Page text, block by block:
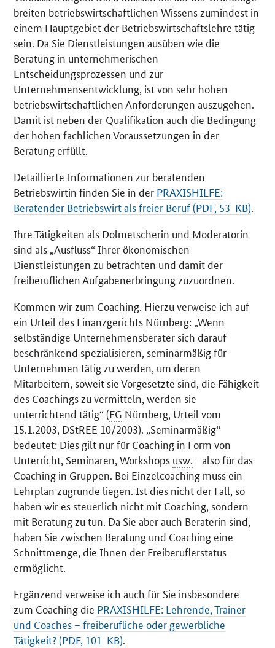
breiten betriebswirtschaftlichen Wissens zumindest in
einem Hauptgebiet der Betriebswirtschaftslehre tätig
sein. Da Sie Dienstleistungen ausüben wie die
Beratung in unternehmerischen
Entscheidungsprozessen und zur
Unternehmensentwicklung, ist von sehr hohen
betriebswirtschaftlichen Anforderungen auszugehen.
Damit ist neben der Qualifikation auch die Bedingung
der hohen fachlichen Voraussetzungen in der
Beratung erfüllt.
Detaillierte Informationen zur beratenden
Betriebswirtin finden Sie in der PRAXISHILFE:
Beratender Betriebswirt als freier Beruf (PDF, 53 KB).
Ihre Tätigkeiten als Dolmetscherin und Moderatorin
sind als „Ausfluss“ Ihrer ökonomischen
Dienstleistungen zu betrachten und damit der
freiberuflichen Aufgabenerbringung zuzuordnen.
Kommen wir zum Coaching. Hierzu verweise ich auf
ein Urteil des Finanzgerichts Nürnberg: „Wenn
selbständige Unternehmensberater sich darauf
beschränkend spezialisieren, seminarmäßig für
Unternehmen tätig zu werden, um deren
Mitarbeitern, soweit sie Vorgesetzte sind, die Fähigkeit
des Coachings zu vermitteln, werden sie
unterrichtend tätig“ (FG Nürnberg, Urteil vom
15.1.2003, DStREE 10/2003). „Seminarmäßig“
bedeutet: Dies gilt nur für Coaching in Form von
Unterricht, Seminaren, Workshops usw. - also für das
Coaching in Gruppen. Bei Einzelcoaching muss ein
Lehrplan zugrunde liegen. Ist dies nicht der Fall, so
haben wir es steuerlich nicht mit Coaching, sondern
mit Beratung zu tun. Da Sie aber auch Beraterin sind,
haben Sie zwischen Beratung und Coaching eine
Schnittmenge, die Ihnen der Freiberuflerstatus
ermöglicht.
Ergänzend verweise ich auch für Sie insbesondere
zum Coaching die PRAXISHILFE: Lehrende, Trainer
und Coaches – freiberufliche oder gewerbliche
Tätigkeit? (PDF, 101 KB).